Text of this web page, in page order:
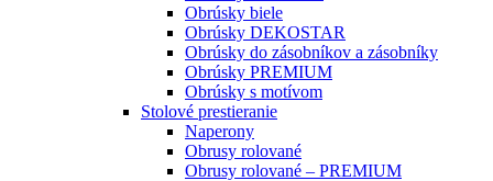
Obrúsky biele
Obrúsky DEKOSTAR
Obrúsky do zásobníkov a zásobníky
Obrúsky PREMIUM
Obrúsky s motívom
Stolové prestieranie
Naperony
Obrusy rolované
Obrusy rolované – PREMIUM